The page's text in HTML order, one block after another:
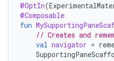
@OptIn(
@Composable
fun
// Creates and
val navigator =